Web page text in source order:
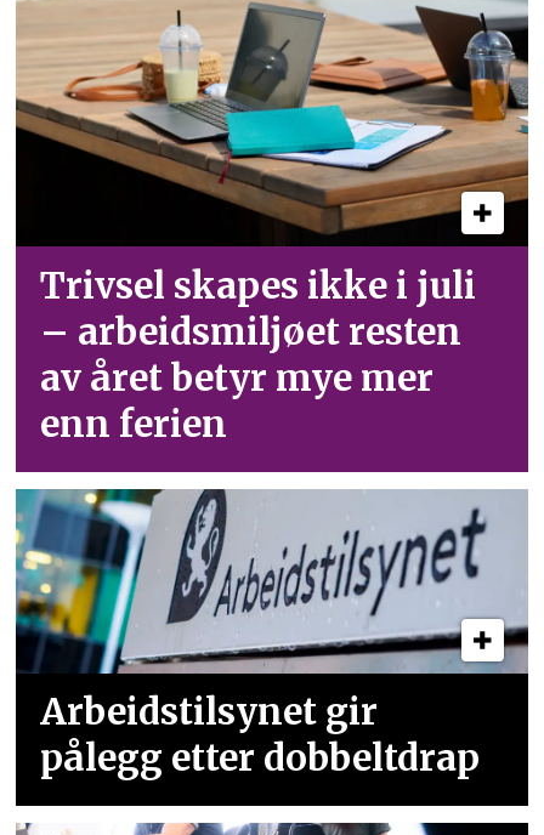
Trivsel skapes ikke i juli
– arbeid­smiljøet resten
av året betyr mye mer
enn ferien
Arbeidstilsynet gir
pålegg etter dobbeltdrap